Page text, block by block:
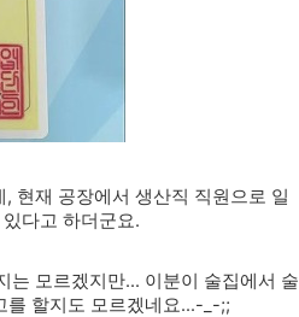
현재 공장에서 생산직 직원으로 일
다고 하더군요.
는 모르겠지만... 이분이 술집에서 술
를 할지도 모르겠네요...-_-;;